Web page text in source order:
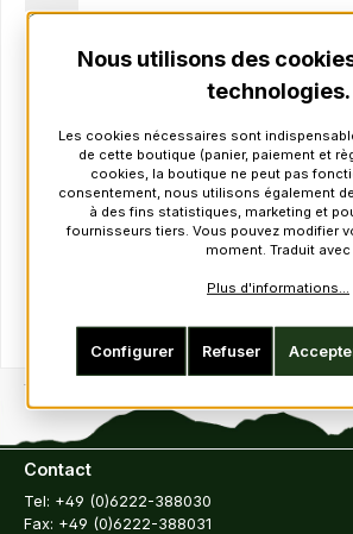
en stock
TTC : 19,00 €*
HT : 15,97 €
Détails
Contact
Tel: +49 (0)6222-388030
Fax: +49 (0)6222-388031
Nous utilisons des
technologies.
Les cookies nécessaires sont
de cette boutique (panier, paiement et
cookies, la boutique ne peut pas
consentement, nous utilisons également
à des fins statistiques, marketing et
fournisseurs tiers. Vous pouvez modifier
moment. Traduit avec
Plus d'informations...
Refuser
Configurer